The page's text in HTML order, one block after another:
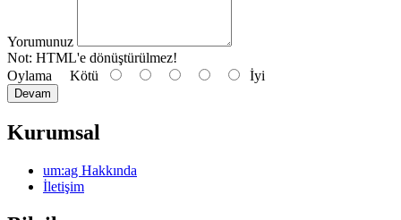
Yorumunuz
Not: HTML'e dönüştürülmez!
Oylama Kötü İyi
Devam
Kurumsal
um:ag Hakkında
İletişim